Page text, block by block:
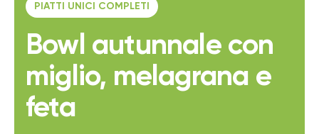
PIATTI UNICI COMPLETI
Bowl autunnale con
miglio, melagrana e
feta